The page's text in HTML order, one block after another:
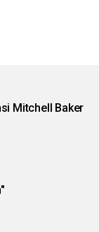
Mitchell Baker